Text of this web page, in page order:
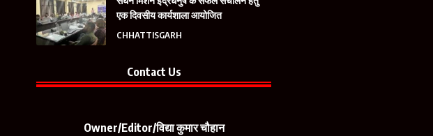
एक दिवसीय कार्यशाला आयोजित
CHHATTISGARH
Contact Us
Owner/Editor/विद्या कुमार चौहान